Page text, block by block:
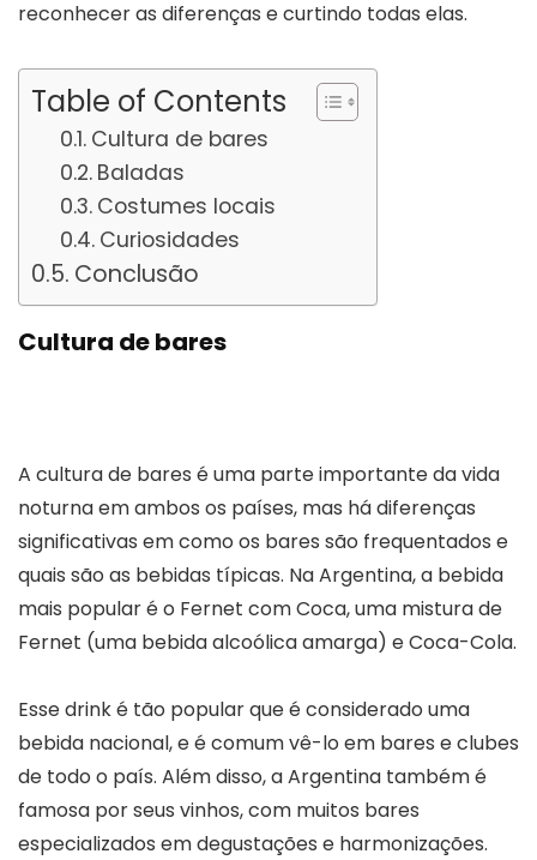
reconhecer as diferenças e curtindo todas elas.
Table of Contents
Cultura de bares
Baladas
Costumes locais
Curiosidades
Conclusão
Cultura de bares
A cultura de bares é uma parte importante da vida
noturna em ambos os países, mas há diferenças
significativas em como os bares são frequentados e
quais são as bebidas típicas. Na Argentina, a bebida
mais popular é o Fernet com Coca, uma mistura de
Fernet (uma bebida alcoólica amarga) e Coca-Cola.
Esse drink é tão popular que é considerado uma
bebida nacional, e é comum vê-lo em bares e clubes
de todo o país. Além disso, a Argentina também é
famosa por seus vinhos, com muitos bares
especializados em degustações e harmonizações.